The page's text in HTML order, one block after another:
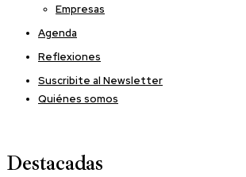
Empresas
Agenda
Reflexiones
Suscribite al Newsletter
Quiénes somos
Destacadas